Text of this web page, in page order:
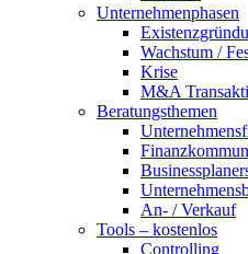
Unternehmenphasen
Wachstum /
Krise
M&A
Beratungsthemen
An- / Verkauf
Tools – kostenlos
Controlling